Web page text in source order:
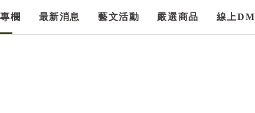
欄 最新消息 藝文活動 嚴選商品 線上DM